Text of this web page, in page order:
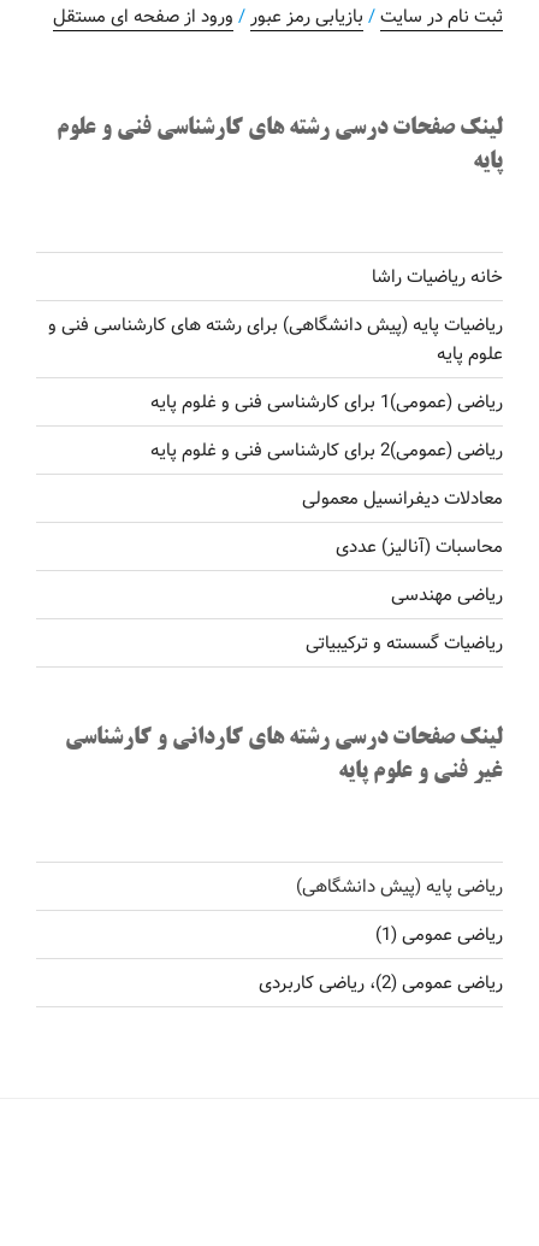
ثبت نام در سایت/ بازیابی رمز عبور / ورود از صفحه ای مستقل
لینک صفحات درسی رشته های کارشناسی فنی و علوم
پایه
خانه ریاضیات راشا
ریاضیات پایه (پیش دانشگاهی) برای رشته های کارشناسی فنی و
علوم پایه
ریاضی (عمومی)1 برای کارشناسی فنی و غلوم پایه
ریاضی (عمومی)2 برای کارشناسی فنی و غلوم پایه
معادلات دیفرانسیل معمولی
محاسبات (آنالیز) عددی
ریاضی مهندسی
ریاضیات گسسته و ترکیبیاتی
لینک صفحات درسی رشته های کاردانی و کارشناسی
غیر فنی و علوم پایه
ریاضی پایه (پیش دانشگاهی)
ریاضی عمومی (1)
ریاضی عمومی (2)، ریاضی کاربردی